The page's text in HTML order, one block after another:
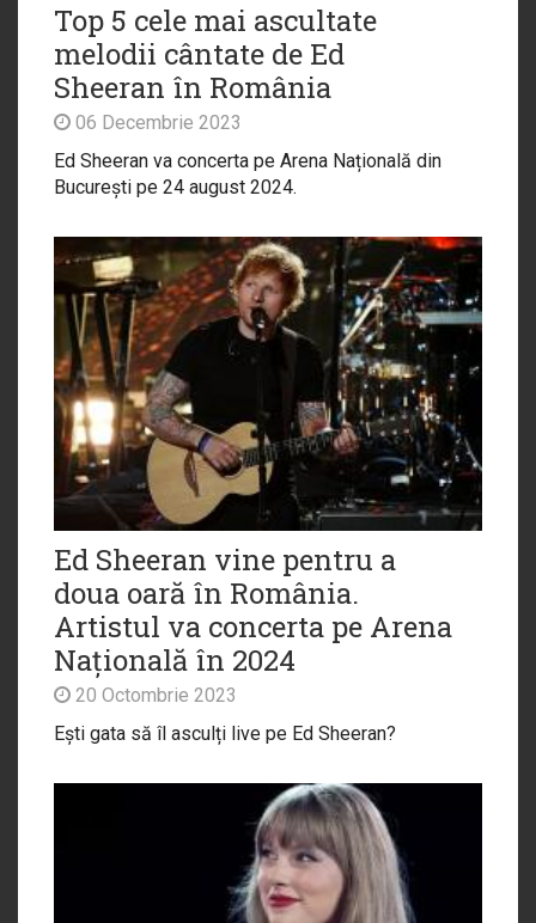
Top 5 cele mai ascultate
melodii cântate de Ed
Sheeran în România
06 Decembrie 2023
Ed Sheeran va concerta pe Arena Națională din
București pe 24 august 2024.
Ed Sheeran vine pentru a
doua oară în România.
Artistul va concerta pe Arena
Națională în 2024
20 Octombrie 2023
Ești gata să îl asculți live pe Ed Sheeran?